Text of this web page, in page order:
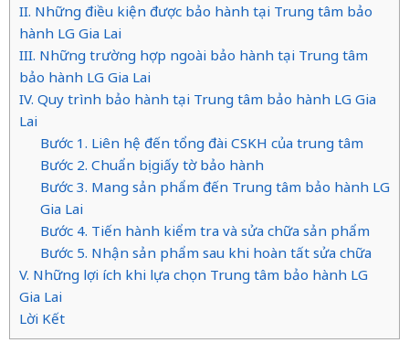
II. Những điều kiện được bảo hành tại Trung tâm bảo
hành LG Gia Lai
III. Những trường hợp ngoài bảo hành tại Trung tâm
bảo hành LG Gia Lai
IV. Quy trình bảo hành tại Trung tâm bảo hành LG Gia
Lai
Bước 1. Liên hệ đến tổng đài CSKH của trung tâm
Bước 2. Chuẩn bị giấy tờ bảo hành
Bước 3. Mang sản phẩm đến Trung tâm bảo hành LG
Gia Lai
Bước 4. Tiến hành kiểm tra và sửa chữa sản phẩm
Bước 5. Nhận sản phẩm sau khi hoàn tất sửa chữa
V. Những lợi ích khi lựa chọn Trung tâm bảo hành LG
Gia Lai
Lời Kết